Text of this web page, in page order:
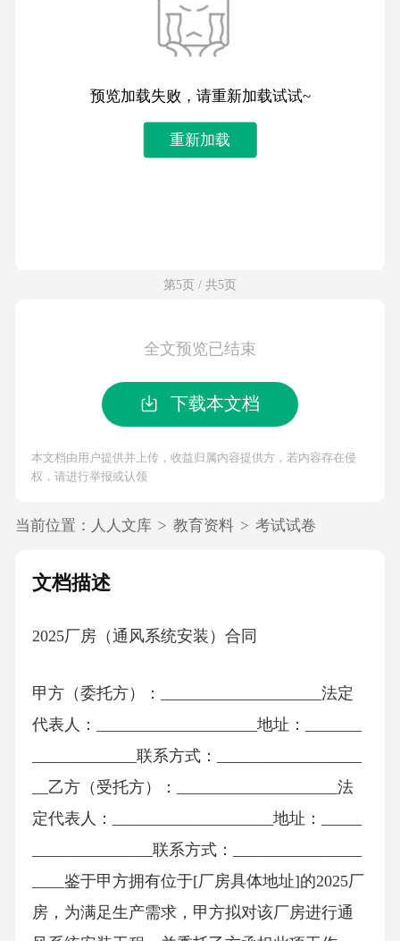
预览加载失败，请重新加载试试~
重新加载
第5页 / 共5页
全文预览已结束
下载本文档
本文档由用户提供并上传，收益归属内容提供方，若内容存在侵
权，请进行举报或认领
当前位置： 人人文库 > 教育资料 > 考试试卷
文档描述
2025厂房（通风系统安装）合同
甲方（委托方）：____________________法定
代表人：____________________地址：_______
_____________联系方式：__________________
__乙方（受托方）：____________________法
定代表人：____________________地址：_____
_______________联系方式：________________
____鉴于甲方拥有位于[厂房具体地址]的2025厂
房，为满足生产需求，甲方拟对该厂房进行通